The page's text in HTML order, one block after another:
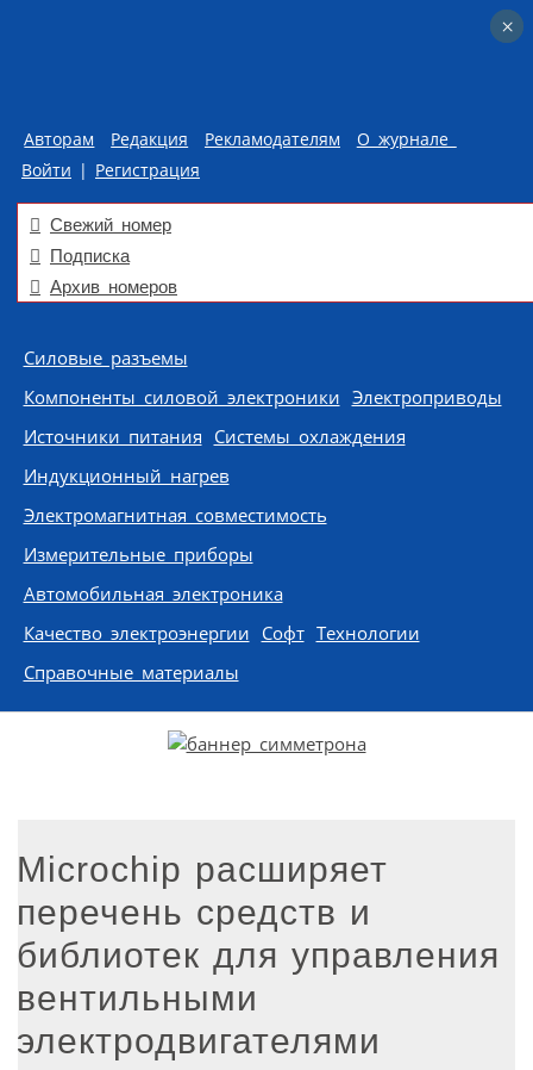
Авторам Редакция Рекламодателям
О журнале
Войти | Регистрация
Свежий номер
Подписка
Архив номеров
Skip to content
Силовые разъемы
Компоненты силовой электроники Электроприводы
Источники питания Системы охлаждения
Индукционный нагрев
Электромагнитная совместимость
Измерительные приборы
Автомобильная электроника
Качество электроэнергии Софт Технологии
Справочные материалы
Microchip расширяет
перечень средств и
библиотек для управления
вентильными
электродвигателями
×
×